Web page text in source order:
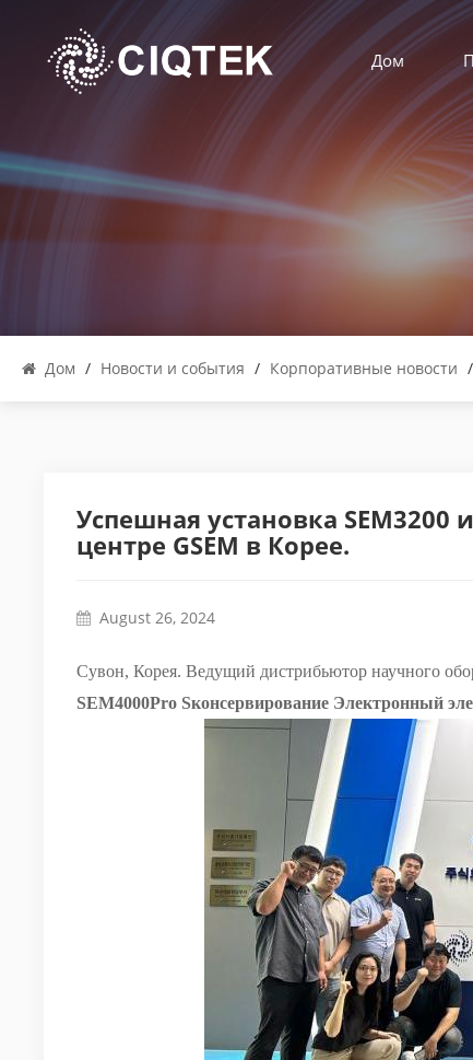
Дом
Дом / Новости и события / Корпоративные новости /
Успешная установка SEM3200
центре GSEM в Корее.
August 26, 2024
Сувон, Корея. Ведущий дистрибьютор научного
SEM4000Pro Sконсервирование Электронный